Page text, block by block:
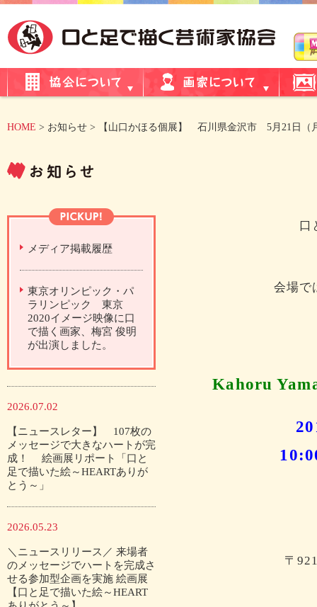
HOME > お知らせ > 【山口かほる個展】 石川県金沢市 5月21日（
メディア掲載履歴
東京オリンピック・パ
ラリンピック 東京
2020イメージ映像に口
で描く画家、梅宮 俊明
が出演しました。
2026.07.02
【ニュースレター】 107枚の
メッセージで大きなハートが完
成！ 絵画展リポート「口と
足で描いた絵～HEARTありが
とう～」
2026.05.23
＼ニュースリリース／ 来場者
のメッセージでハートを完成さ
せる参加型企画を実施 絵画展
【口と足で描いた絵～HEART
口
会場で
Kahoru
〒